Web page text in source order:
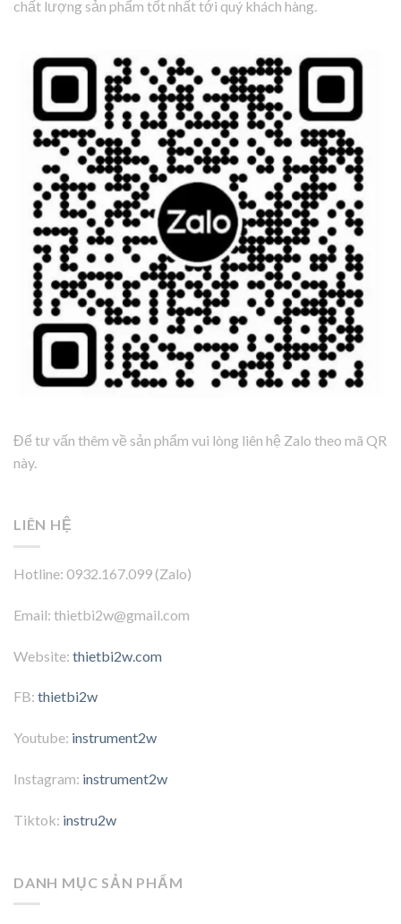
chất lượng sản phẩm tốt nhất tới quý khách hàng.
Để tư vấn thêm về sản phẩm vui lòng liên hệ Zalo theo mã QR
này.
LIÊN HỆ
Hotline: 0932.167.099 (Zalo)
Email: thietbi2w@gmail.com
Website: thietbi2w.com
FB: thietbi2w
Youtube: instrument2w
Instagram: instrument2w
Tiktok: instru2w
DANH MỤC SẢN PHẨM